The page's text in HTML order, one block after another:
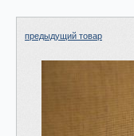
предыдущий товар